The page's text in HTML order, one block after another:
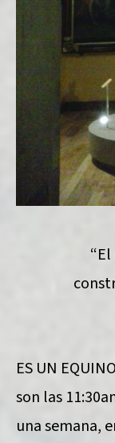
ES UN
son las
una semana,